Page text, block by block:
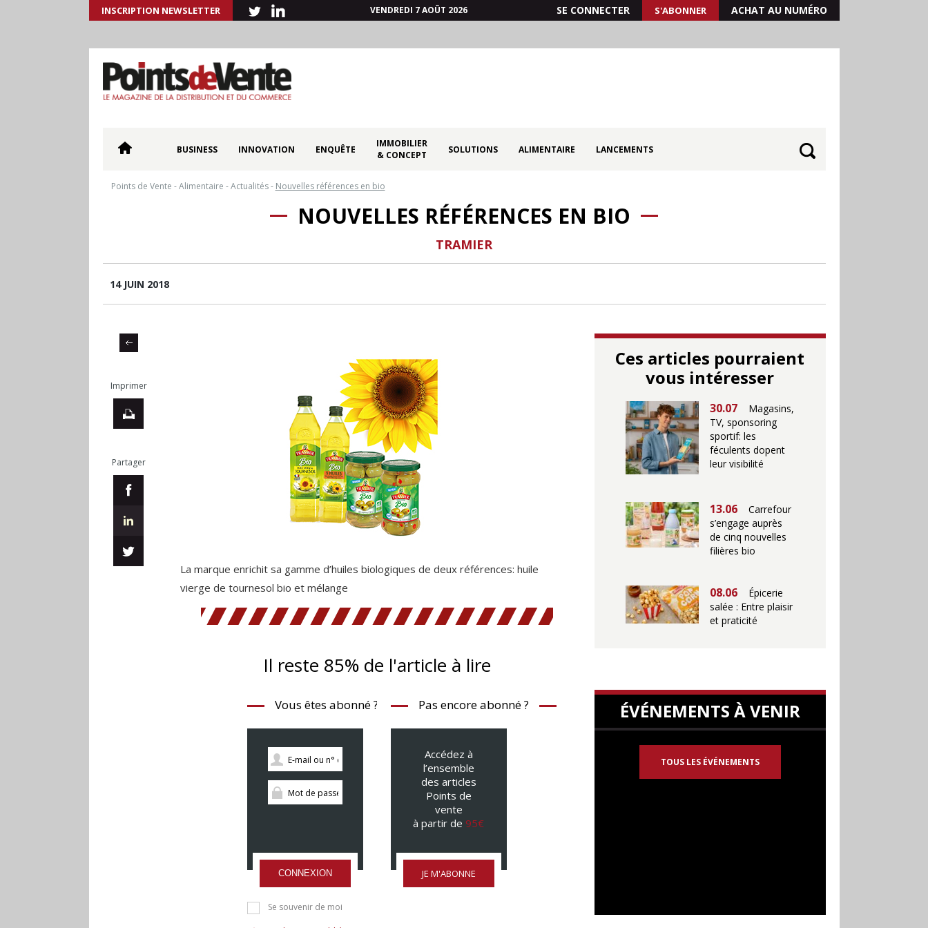
INSCRIPTION NEWSLETTER VENDREDI 7 AOÛT 2026 SE CONNECTER S'ABONNER ACHAT AU NUMÉRO
BUSINESS INNOVATION ENQUÊTE
IMMOBILIER
& CONCEPT
SOLUTIONS ALIMENTAIRE LANCEMENTS
Points de Vente -Alimentaire -Actualités- Nouvelles références en bio
NOUVELLES RÉFÉRENCES EN BIO
TRAMIER
14 JUIN 2018
Imprimer
Partager
La marque enrichit sa gamme d’huiles biologiques de deux références: huile
vierge de tournesol bio et mélange
Il reste 85% de l'article à lire
Vous êtes abonné ?
CONNEXION
Se souvenir de moi
Pas encore abonné ?
Accédez à
l’ensemble
des articles
Points de
vente
à partir de 95€
JE M'ABONNE
Ces articles pourraient
vous intéresser
30.07
Magasins,
TV, sponsoring
sportif: les
féculents dopent
leur visibilité
13.06
Carrefour
s’engage auprès
de cinq nouvelles
filières bio
08.06
Épicerie
salée : Entre plaisir
et praticité
ÉVÉNEMENTS À VENIR
TOUS LES ÉVÉNEMENTS